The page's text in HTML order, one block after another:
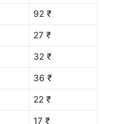
92 ₹
27 ₹
32 ₹
36 ₹
22 ₹
17 ₹